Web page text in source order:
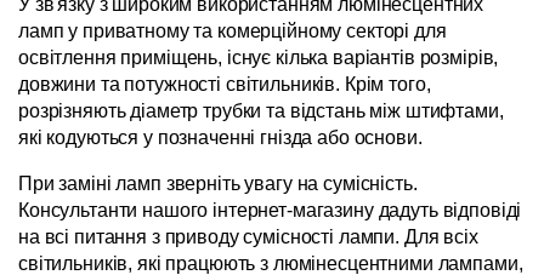
У зв'язку з широким використанням люмінесцентних
ламп у приватному та комерційному секторі для
освітлення приміщень, існує кілька варіантів розмірів,
довжини та потужності світильників. Крім того,
розрізняють діаметр трубки та відстань між штифтами,
які кодуються у позначенні гнізда або основи.
При заміні ламп зверніть увагу на сумісність.
Консультанти нашого інтернет-магазину дадуть відповіді
на всі питання з приводу сумісності лампи. Для всіх
світильників, які працюють з люмінесцентними лампами,